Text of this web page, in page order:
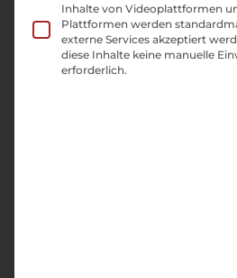
Inhalte von Videoplattformen
Plattformen werden
externe Services akzeptiert
diese Inhalte keine manuelle
erforderlich.